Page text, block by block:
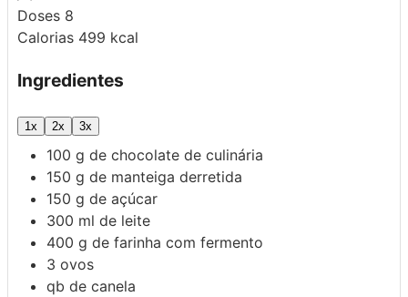
Doses 8
Calorias 499 kcal
Ingredientes
1x 2x 3x
100 g de chocolate de culinária
150 g de manteiga derretida
150 g de açúcar
300 ml de leite
400 g de farinha com fermento
3 ovos
qb de canela